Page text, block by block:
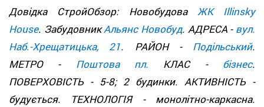
Довідка СтройОбзор: Новобудова ЖК Illinsky
House. ЗабудовникАльянс Новобуд. АДРЕСА - вул.
Наб.-Хрещатицька, 21. РАЙОН - Подільський.
МЕТРО - Поштова пл. КЛАС - бізнес.
ПОВЕРХОВІСТЬ - 5-8; 2 будинки. АКТИВНІСТЬ -
будується. ТЕХНОЛОГІЯ - монолітно-каркасна.